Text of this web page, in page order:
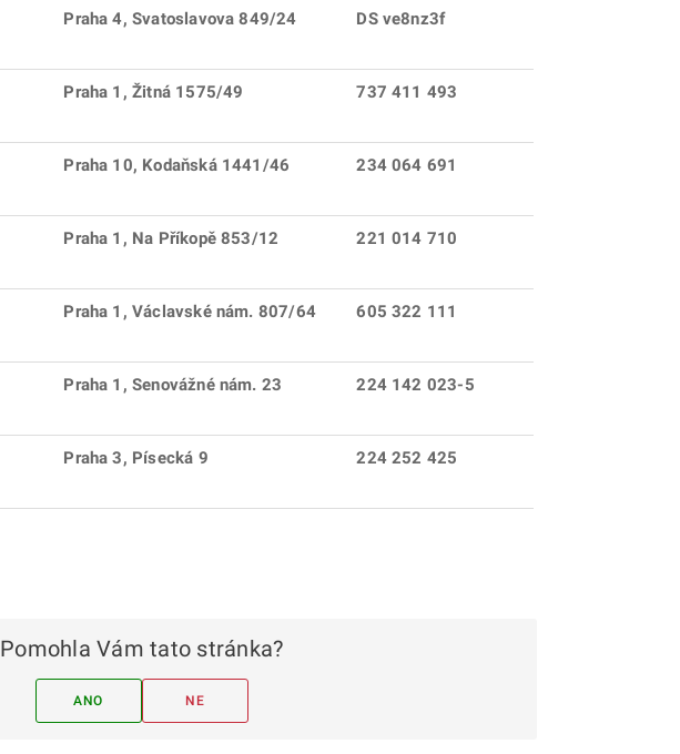
Praha 4, Svatoslavova 849/24 DS ve8nz3f
Praha 1, Žitná 1575/49 737 411 493
Praha 10, Kodaňská 1441/46 234 064 691
Praha 1, Na Příkopě 853/12 221 014 710
Praha 1, Václavské nám. 807/64 605 322 111
Praha 1, Senovážné nám. 23 224 142 023-5
Praha 3, Písecká 9 224 252 425
Pomohla Vám tato stránka?
ANO NE